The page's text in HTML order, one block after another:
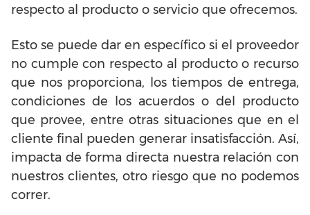
respecto al producto o servicio que ofrecemos.
Esto se puede dar en específico si el proveedor
no cumple con respecto al producto o recurso
que nos proporciona, los tiempos de entrega,
condiciones de los acuerdos o del producto
que provee, entre otras situaciones que en el
cliente final pueden generar insatisfacción. Así,
impacta de forma directa nuestra relación con
nuestros clientes, otro riesgo que no podemos
correr.